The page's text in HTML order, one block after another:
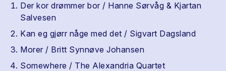
Der kor drømmer bor / Hanne Sørvåg & Kjartan
Salvesen
Kan eg gjørr någe med det / Sigvart Dagsland
Morer / Britt Synnøve Johansen
Somewhere / The Alexandria Quartet